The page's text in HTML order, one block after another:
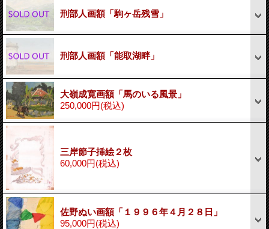
刑部人画額「駒ヶ岳残雪」
刑部人画額「能取湖畔」
大嶺成寛画額「馬のいる風景」
250,000円(税込)
三岸節子挿絵２枚
60,000円(税込)
佐野ぬい画額「１９９６年４月２８日」
95,000円(税込)